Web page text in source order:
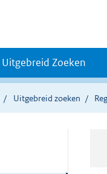
Uitgebreid Zoeken
Uitgebreid zoeken